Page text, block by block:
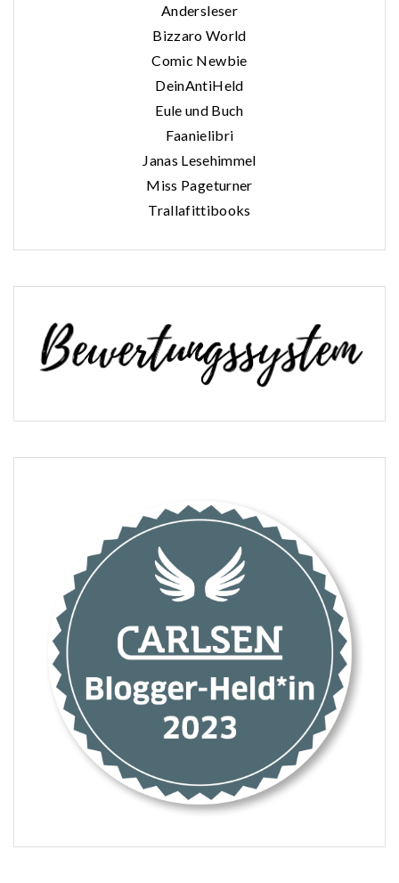
Andersleser
Bizzaro World
Comic Newbie
DeinAntiHeld
Eule und Buch
Faanielibri
Janas Lesehimmel
Miss Pageturner
Trallafittibooks